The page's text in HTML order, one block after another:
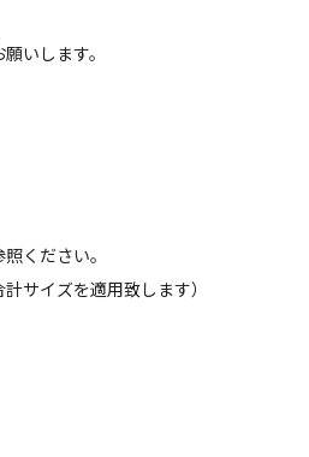
いします。
ください。
サイズを適用致します）